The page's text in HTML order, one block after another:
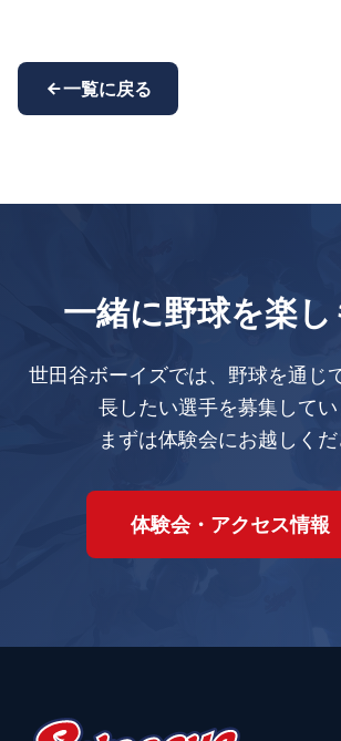
一覧に戻る
一緒に野球を楽し
世田谷ボーイズでは、野球を通じ
長したい選手を募集してい
まずは体験会にお越しくだ
体験会・アクセス情報